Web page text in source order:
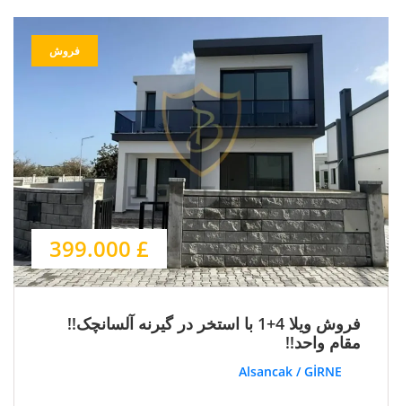
فروش
£ 399.000
فروش ویلا 4+1 با استخر در گیرنه آلسانچک!!
مقام واحد!!